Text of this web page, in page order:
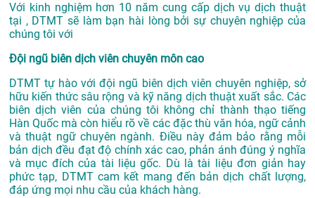
Với kinh nghiệm hơn 10 năm cung cấp dịch vụdịch thuật
tại , DTMT sẽ làm bạn hài lòng bởi sự chuyên nghiệp của
chúng tôi với
Đội ngũ biên dịch viên chuyên môn cao
DTMT tự hào với đội ngũ biên dịch viên chuyên nghiệp, sở
hữu kiến thức sâu rộng và kỹ năng dịch thuật xuất sắc. Các
biên dịch viên của chúng tôi không chỉ thành thạo tiếng
Hàn Quốc mà còn hiểu rõ về các đặc thù văn hóa, ngữ cảnh
và thuật ngữ chuyên ngành. Điều này đảm bảo rằng mỗi
bản dịch đều đạt độ chính xác cao, phản ánh đúng ý nghĩa
và mục đích của tài liệu gốc. Dù là tài liệu đơn giản hay
phức tạp, DTMT cam kết mang đến bản dịch chất lượng,
đáp ứng mọi nhu cầu của khách hàng.